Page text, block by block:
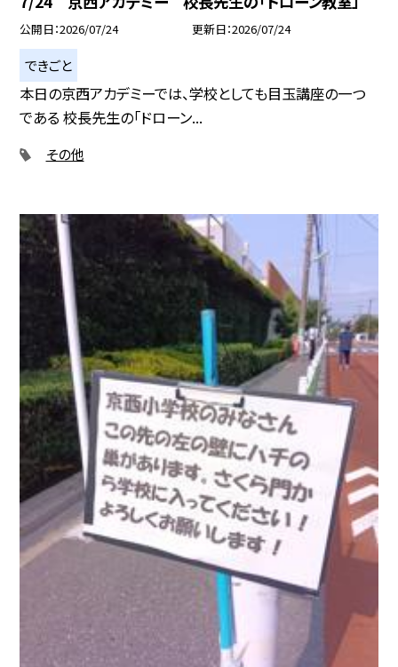
公開日 2026/07/24 更新日 2026/07/24
できごと
本日の京西アカデミーでは、学校としても目玉講座の一つ
である 校長先生の「ドローン...
その他